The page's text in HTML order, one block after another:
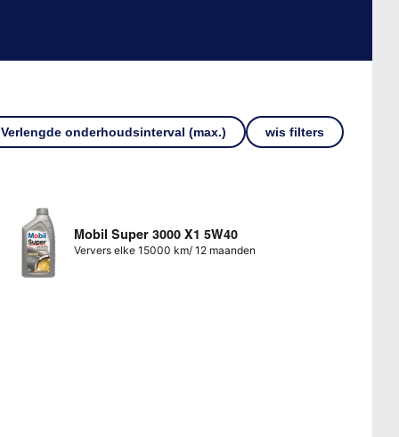
Verlengde onderhoudsinterval (max.) wis filters
Mobil Super 3000 X1 5W40
Ververs elke 15000 km/ 12 maanden